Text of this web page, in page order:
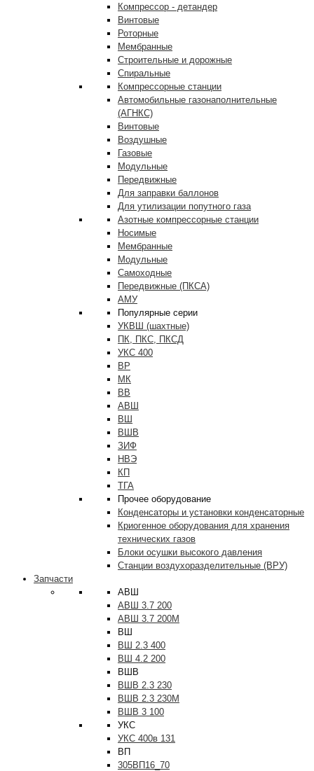
Компрессор - детандер
Винтовые
Роторные
Мембранные
Строительные и дорожные
Спиральные
Компрессорные станции
Автомобильные газонаполнительные
(АГНКС)
Винтовые
Воздушные
Газовые
Модульные
Передвижные
Для заправки баллонов
Для утилизации попутного газа
Азотные компрессорные станции
Носимые
Мембранные
Модульные
Самоходные
Передвижные (ПКСА)
АМУ
Популярные серии
УКВШ (шахтные)
ПК, ПКС, ПКСД
УКС 400
ВР
МК
ВВ
АВШ
ВШ
ВШВ
ЗИФ
НВЭ
КП
ТГА
Прочее оборудование
Конденсаторы и установки конденсаторные
Криогенное оборудования для хранения
технических газов
Блоки осушки высокого давления
Станции воздухоразделительные (ВРУ)
Запчасти
АВШ
АВШ 3.7 200
АВШ 3.7 200М
ВШ
ВШ 2.3 400
ВШ 4.2 200
ВШВ
ВШВ 2.3 230
ВШВ 2.3 230М
ВШВ 3 100
УКС
УКС 400в 131
ВП
305ВП16_70